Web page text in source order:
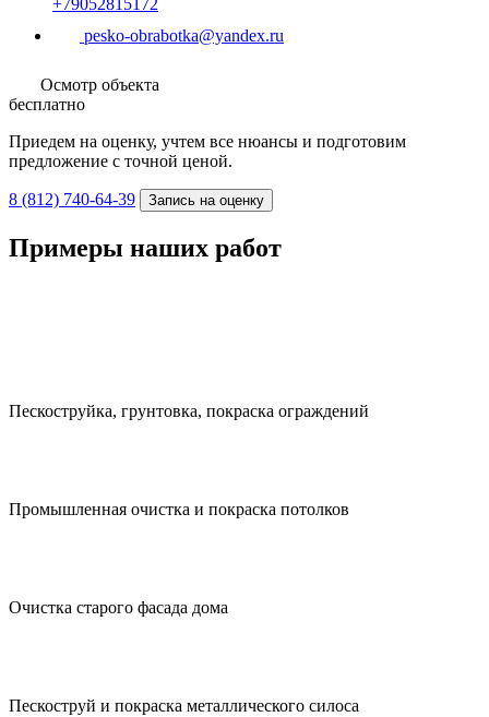
Осмотр объекта
бесплатно
Приедем на оценку, учтем все нюансы и подготовим
предложение с точной ценой.
8 (812) 740-64-39 Запись на оценку
Примеры наших работ
Пескоструйка, грунтовка, покраска ограждений
Промышленная очистка и покраска потолков
Очистка старого фасада дома
Пескоструй и покраска металлического силоса